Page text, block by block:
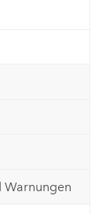
Warnungen